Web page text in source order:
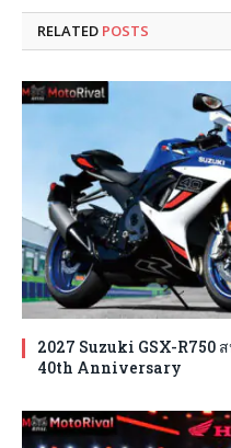
RELATED POSTS
2027 Suzuki GSX-R750
40th Anniversary